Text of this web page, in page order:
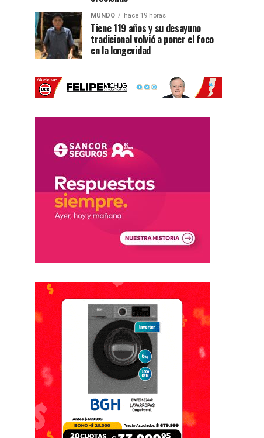
MUNDO hace 19 horas
Tiene 119 años y su desayuno
tradicional volvió a poner el foco
en la longevidad